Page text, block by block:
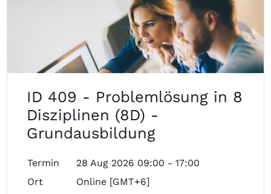
ID 409 - Problemlösung in 8
Disziplinen (8D) -
Grundausbildung
Termin
28 Aug 2026 09:00 - 17:00
Ort
Online [GMT+6]